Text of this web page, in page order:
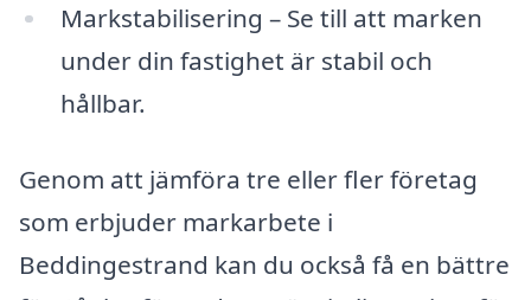
Markstabilisering – Se till att marken
under din fastighet är stabil och
hållbar.
Genom att jämföra tre eller fler företag
som erbjuder markarbete i
Beddingestrand kan du också få en bättre